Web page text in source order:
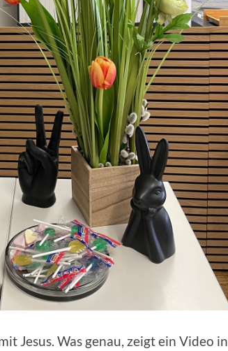
Jesus. Was genau, zeigt ein Video in